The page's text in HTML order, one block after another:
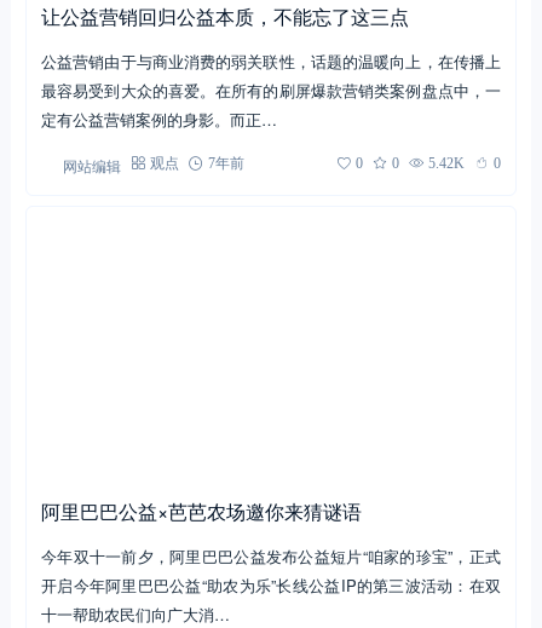
让公益营销回归公益本质，不能忘了这三点
公益营销由于与商业消费的弱关联性，话题的温暖向上，在传播上
最容易受到大众的喜爱。在所有的刷屏爆款营销类案例盘点中，一
定有公益营销案例的身影。而正…
网站编辑 观点 7年前 0 0 5.42K 0
阿里巴巴公益×芭芭农场邀你来猜谜语
今年双十一前夕，阿里巴巴公益发布公益短片“咱家的珍宝”，正式
开启今年阿里巴巴公益“助农为乐”长线公益IP的第三波活动：在双
十一帮助农民们向广大消…